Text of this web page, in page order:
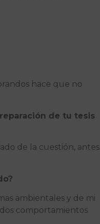
hace que no
de tu tesis
de la cuestión, antes
ambientales y de mi
comportamientos